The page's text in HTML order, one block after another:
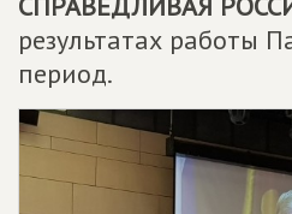
результатах работы
период.